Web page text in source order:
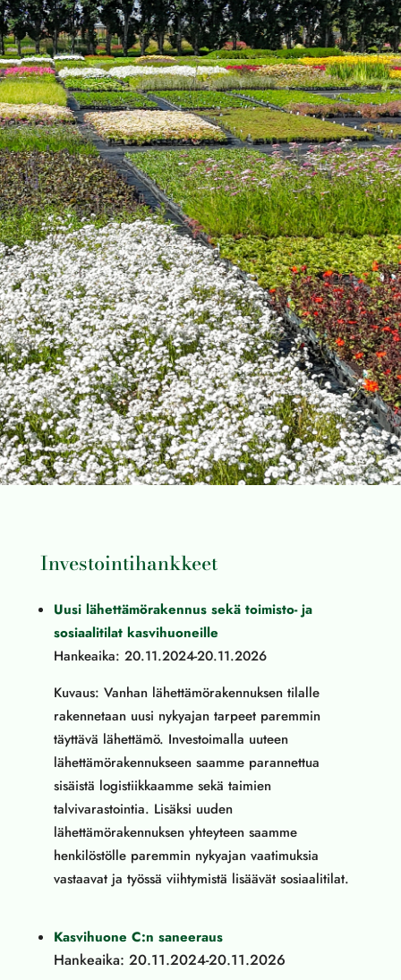
Investointihankkeet
Uusi lähettämörakennus sekä toimisto- ja
sosiaalitilat kasvihuoneille
Hankeaika: 20.11.2024-20.11.2026
Kuvaus: Vanhan lähettämörakennuksen tilalle
rakennetaan uusi nykyajan tarpeet paremmin
täyttävä lähettämö. Investoimalla uuteen
lähettämörakennukseen saamme parannettua
sisäistä logistiikkaamme sekä taimien
talvivarastointia. Lisäksi uuden
lähettämörakennuksen yhteyteen saamme
henkilöstölle paremmin nykyajan vaatimuksia
vastaavat ja työssä viihtymistä lisäävät sosiaalitilat.
Kasvihuone C:n saneeraus
Hankeaika: 20.11.2024-20.11.2026